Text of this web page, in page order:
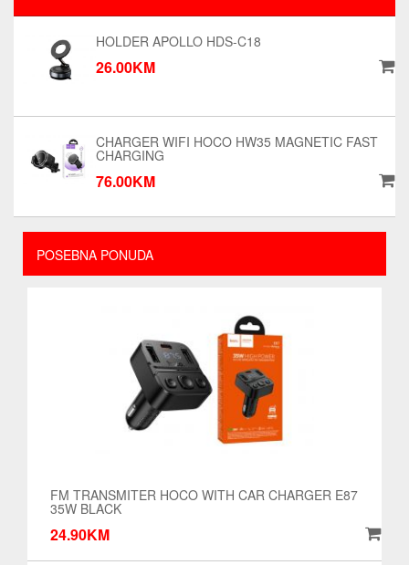
POSEBNA PONUDA
FM TRANSMITER HOCO WITH CAR CHARGER E87
35W BLACK
24.90KM
HOLDER APOLLO HDS-C18
26.00KM
CHARGER WIFI HOCO HW35 MAGNETIC FAST
CHARGING
76.00KM